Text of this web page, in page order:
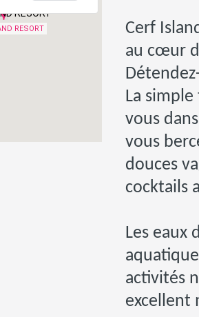
RESORT
RESORT
Cerf
au cœur
La
vous
vous
douces
cocktails
Les eaux
activités
excellent